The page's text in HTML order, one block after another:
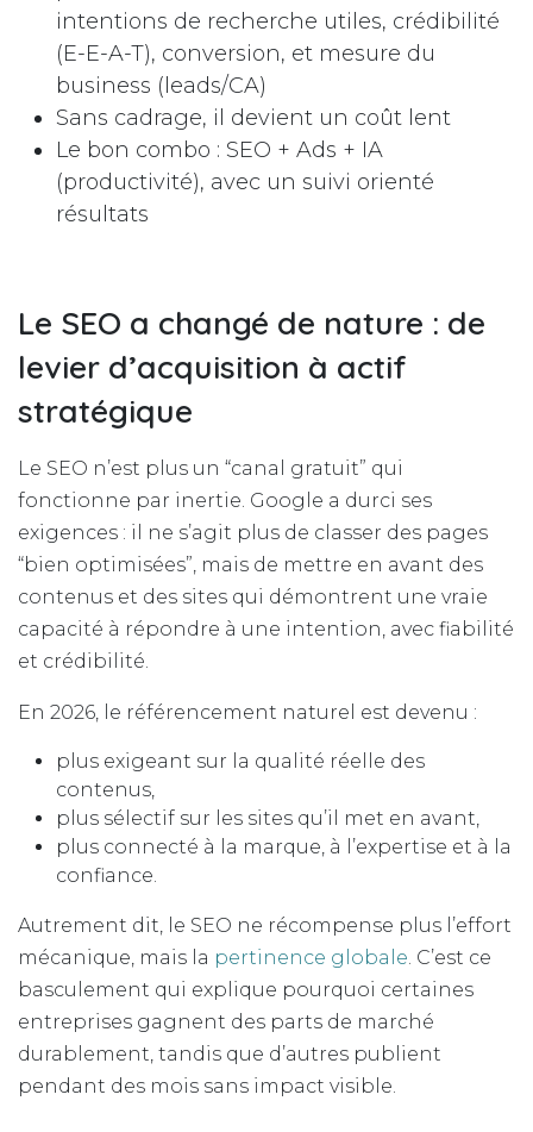
intentions de recherche utiles, crédibilité
(E-E-A-T), conversion, et mesure du
business (leads/CA)
Sans cadrage, il devient un coût lent
Le bon combo : SEO + Ads + IA
(productivité), avec un suivi orienté
résultats
Le SEO a changé de nature : de
levier d’acquisition à actif
stratégique
Le SEO n’est plus un “canal gratuit” qui
fonctionne par inertie. Google a durci ses
exigences : il ne s’agit plus de classer des pages
“bien optimisées”, mais de mettre en avant des
contenus et des sites qui démontrent une vraie
capacité à répondre à une intention, avec fiabilité
et crédibilité.
En 2026, le référencement naturel est devenu :
plus exigeant sur la qualité réelle des
contenus,
plus sélectif sur les sites qu’il met en avant,
plus connecté à la marque, à l’expertise et à la
confiance.
Autrement dit, le SEO ne récompense plus l’effort
mécanique, mais la pertinence globale . C’est ce
basculement qui explique pourquoi certaines
entreprises gagnent des parts de marché
durablement, tandis que d’autres publient
pendant des mois sans impact visible.